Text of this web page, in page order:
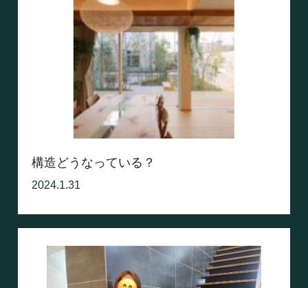
構造どうなっている？
2024.1.31